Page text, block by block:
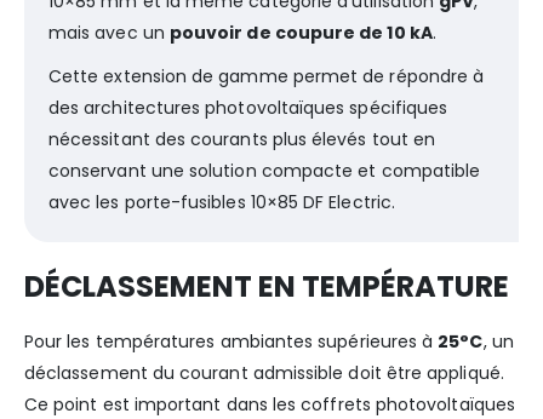
mais avec un pouvoir de coupure de 10 kA.
Cette extension de gamme permet de répondre à
des architectures photovoltaïques spécifiques
nécessitant des courants plus élevés tout en
conservant une solution compacte et compatible
avec les porte-fusibles 10×85 DF Electric.
DÉCLASSEMENT EN TEMPÉRATURE
Pour les températures ambiantes supérieures à 25°C, un
déclassement du courant admissible doit être appliqué.
Ce point est important dans les coffrets photovoltaïques